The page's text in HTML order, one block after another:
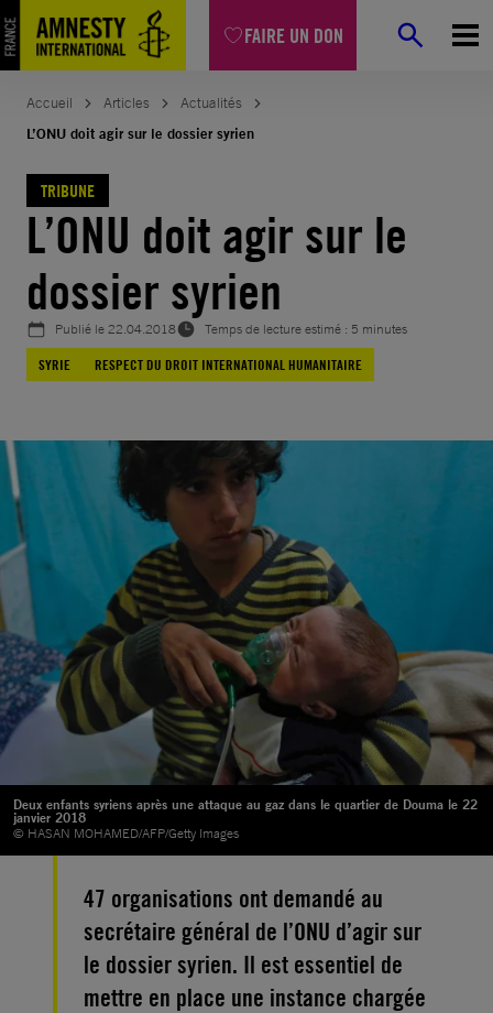
FAIRE UN DON
Aller
au
contenu
Accueil Articles
Actualités
L’ONU doit agir sur le dossier syrien
TRIBUNE
L’ONU doit agir sur le
dossier syrien
Publié le22.04.2018
Temps de lecture estimé : 5 minutes
SYRIE
RESPECT DU DROIT INTERNATIONAL HUMANITAIRE
Deux enfants syriens après une attaque au gaz dans le quartier de Douma le 22
janvier 2018
© HASAN MOHAMED/AFP/Getty Images
47 organisations ont demandé au
secrétaire général de l’ONU d’agir sur
le dossier syrien. Il est essentiel de
mettre en place une instance chargée